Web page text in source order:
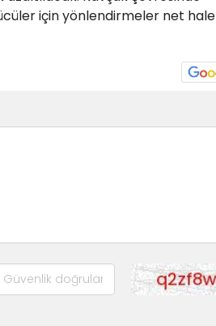
için yönlendirmeler net hale